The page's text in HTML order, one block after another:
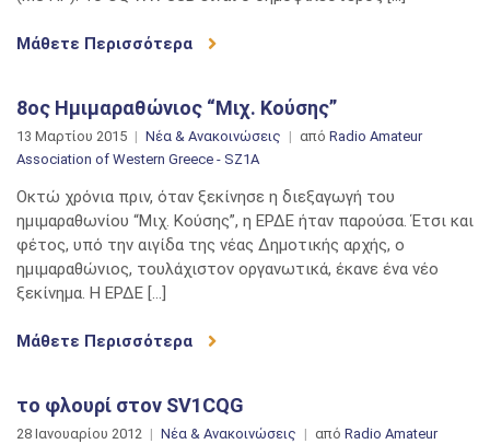
Μάθετε Περισσότερα
8ος Ημιμαραθώνιος “Μιχ. Κούσης”
13 Μαρτίου 2015 Νέα & Ανακοινώσεις από Radio Amateur
Association of Western Greece - SZ1A
Οκτώ χρόνια πριν, όταν ξεκίνησε η διεξαγωγή του
ημιμαραθωνίου “Μιχ. Κούσης”, η ΕΡΔΕ ήταν παρούσα. Έτσι και
φέτος, υπό την αιγίδα της νέας Δημοτικής αρχής, ο
ημιμαραθώνιος, τουλάχιστον οργανωτικά, έκανε ένα νέο
ξεκίνημα. Η ΕΡΔΕ […]
Μάθετε Περισσότερα
το φλουρί στον SV1CQG
28 Ιανουαρίου 2012 Νέα & Ανακοινώσεις από Radio Amateur